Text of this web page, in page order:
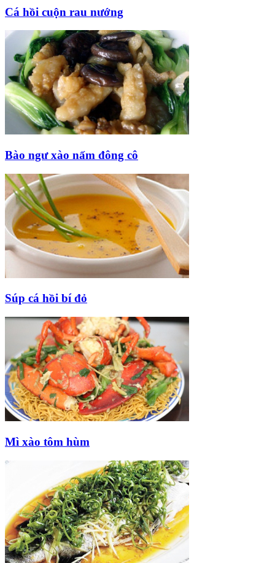
Cá hồi cuộn rau nướng
Bào ngư xào nấm đông cô
Súp cá hồi bí đỏ
Mì xào tôm hùm